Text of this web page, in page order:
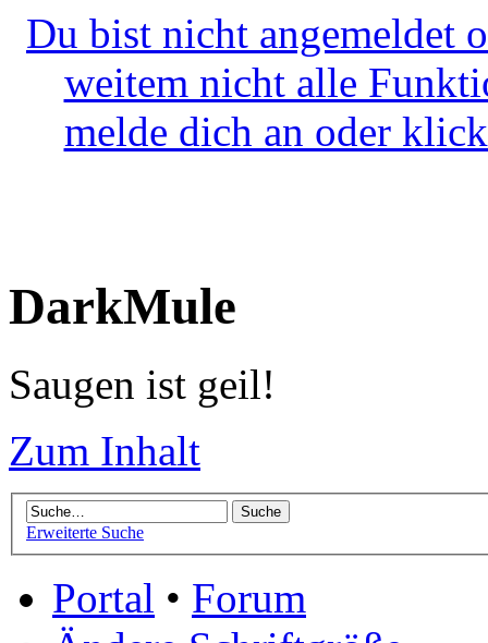
Du bist nicht angemeldet
weitem nicht alle
melde dich an oder
DarkMule
Saugen ist geil!
Zum Inhalt
Erweiterte Suche
Portal • Forum